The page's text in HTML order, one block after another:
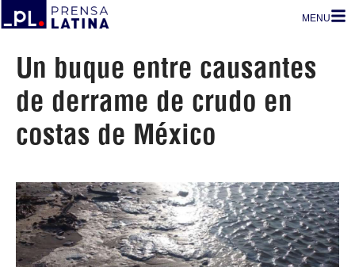
MENU
Un buque entre causantes
de derrame de crudo en
costas de México